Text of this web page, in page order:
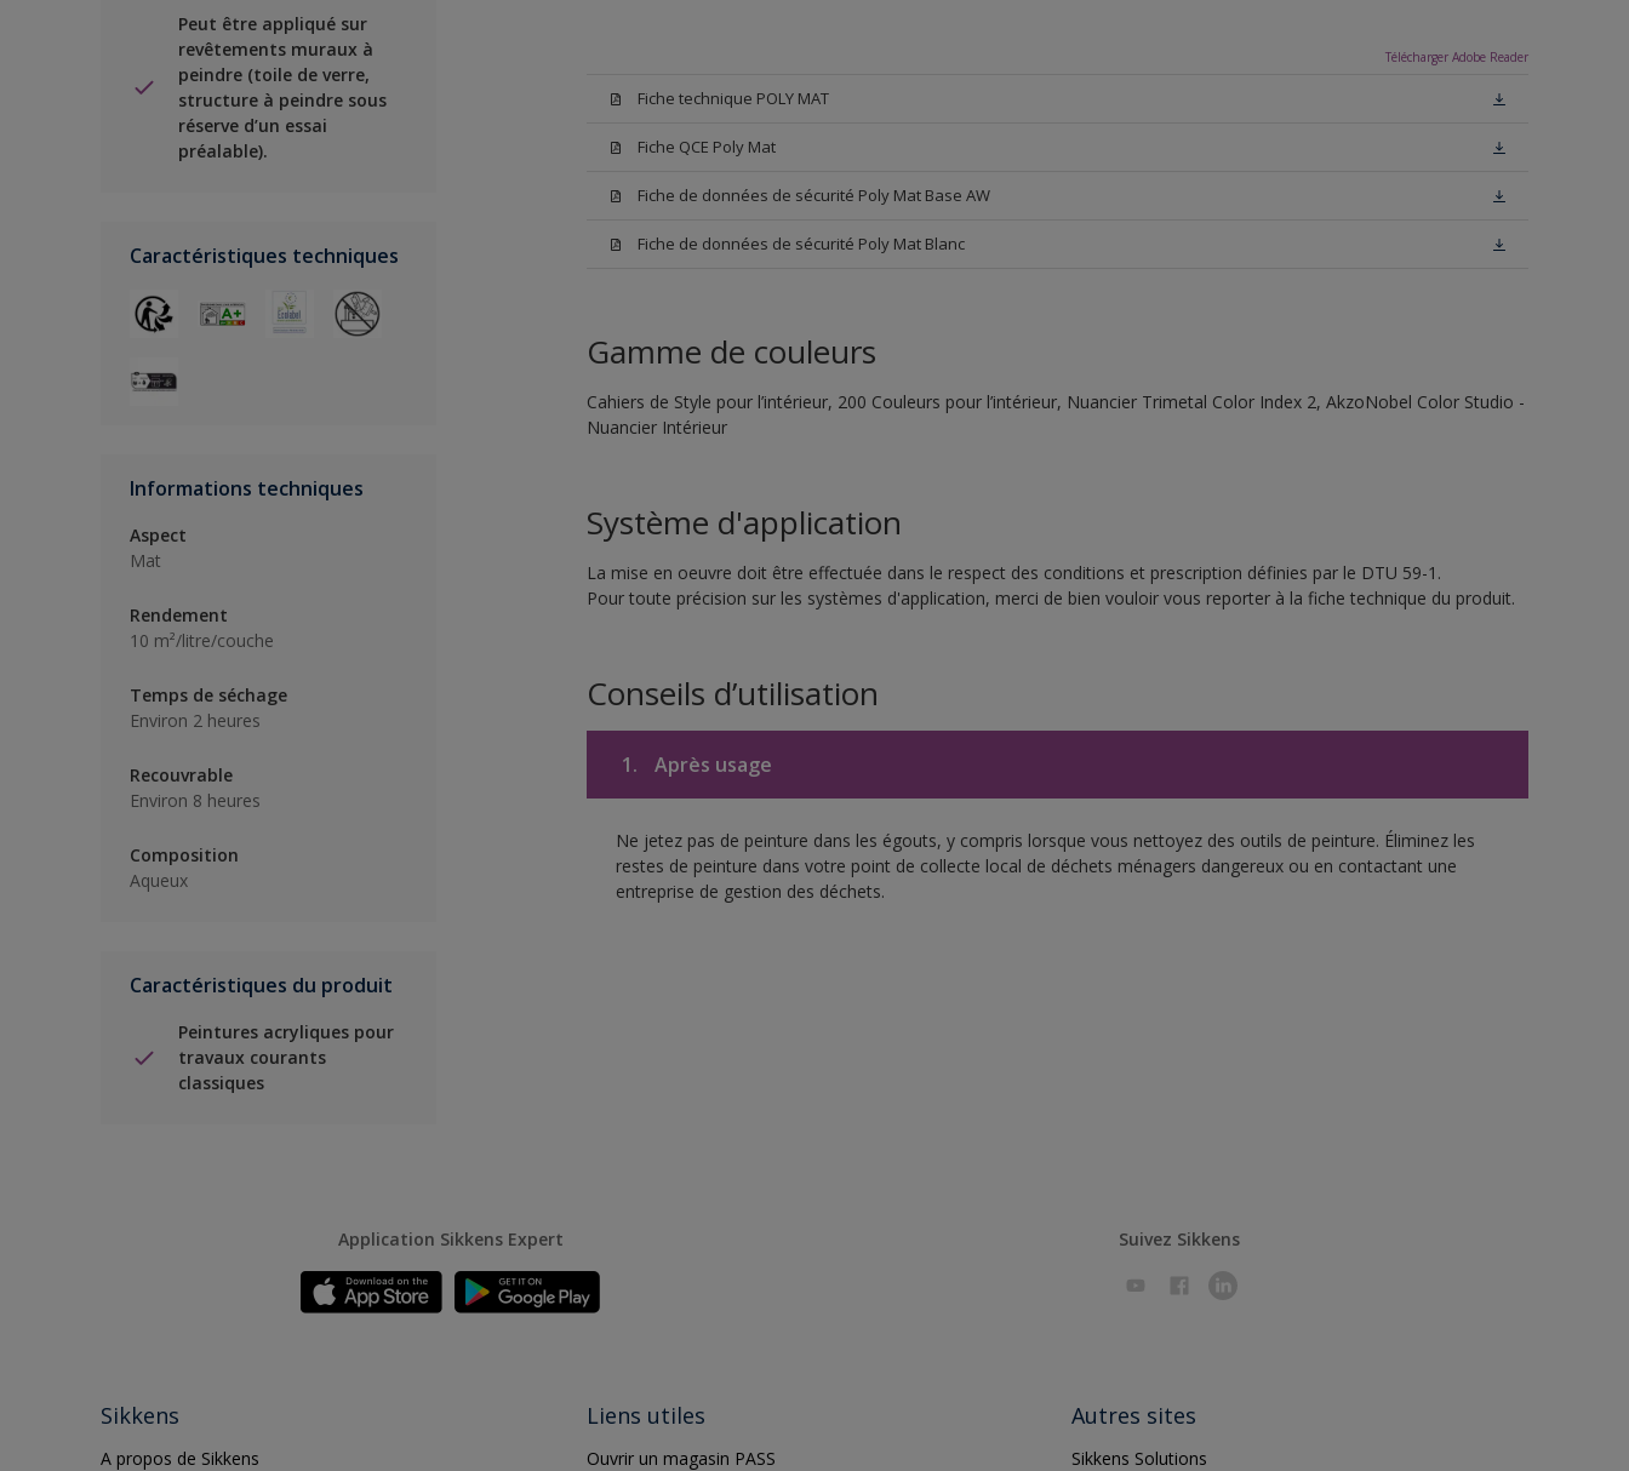
Peut être appliqué sur
revêtements muraux à
peindre (toile de verre,
structure à peindre sous
réserve d’un essai
préalable).
Caractéristiques techniques
Informations techniques
Aspect
Mat
Rendement
10 m²/litre/couche
Temps de séchage
Environ 2 heures
Recouvrable
Environ 8 heures
Composition
Aqueux
Caractéristiques du produit
Peintures acryliques pour
travaux courants
classiques
Télécharger Adobe Reader
Fiche technique POLY MAT
Fiche QCE Poly Mat
Fiche de données de sécurité Poly Mat Base AW
Fiche de données de sécurité Poly Mat Blanc
Gamme de couleurs
Cahiers de Style pour l’intérieur, 200 Couleurs pour l’intérieur, Nuancier Trimetal Color Index 2, AkzoNobel Color Studio -
Nuancier Intérieur
Système d'application
La mise en oeuvre doit être effectuée dans le respect des conditions et prescription définies par le DTU 59-1.
Pour toute précision sur les systèmes d'application, merci de bien vouloir vous reporter à la fiche technique du produit.
Conseils d’utilisation
1. Après usage
Ne jetez pas de peinture dans les égouts, y compris lorsque vous nettoyez des outils de peinture. Éliminez les
restes de peinture dans votre point de collecte local de déchets ménagers dangereux ou en contactant une
entreprise de gestion des déchets.
Application Sikkens Expert Suivez Sikkens
Sikkens
A propos de Sikkens
Liens utiles
Ouvrir un magasin PASS
Autres sites
Sikkens Solutions